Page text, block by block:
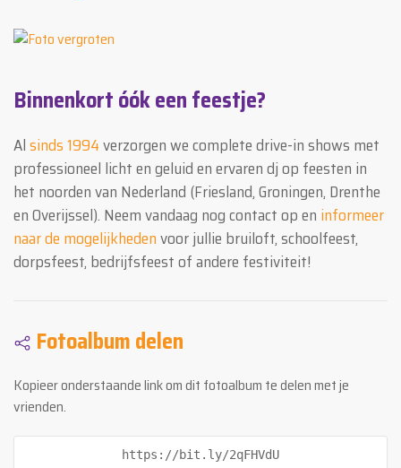
Binnenkort óók een feestje?
Alsinds 1994verzorgen we complete drive-in shows met
professioneel licht en geluid en ervaren dj op feesten in
het noorden van Nederland (Friesland, Groningen, Drenthe
en Overijssel). Neem vandaag nog contact op en informeer
naar de mogelijkhedenvoor jullie bruiloft, schoolfeest,
dorpsfeest, bedrijfsfeest of andere festiviteit!
Fotoalbum delen
Kopieer onderstaande link om dit fotoalbum te delen met je
vrienden.
https://bit.ly/2qFHVdU